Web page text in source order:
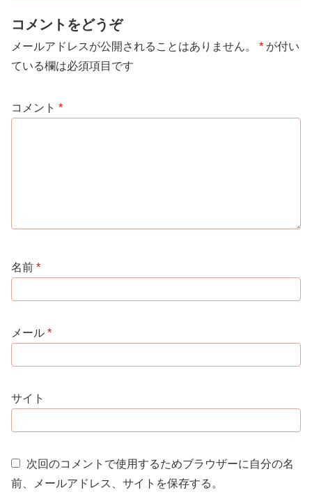
コメントをどうぞ
メールアドレスが公開されることはありません。 * が付い
ている欄は必須項目です
コメント *
名前 *
メール *
サイト
次回のコメントで使用するためブラウザーに自分の名
前、メールアドレス、サイトを保存する。